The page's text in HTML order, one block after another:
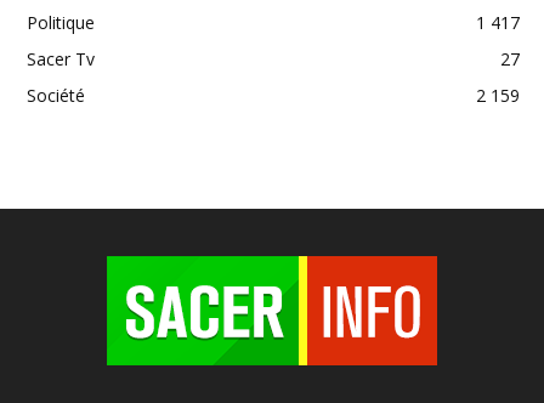
Politique
1 417
Sacer Tv
27
Société
2 159